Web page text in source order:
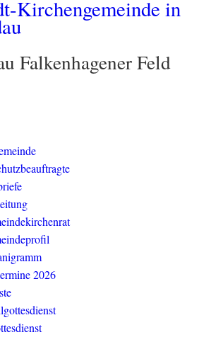
Kirchengemeinde in
Falkenhagener Feld
2026